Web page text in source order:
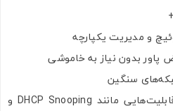
و مدیریت یکپارچه
پاور بدون نیاز به خاموشی
سنگین
امنیت بالا با پشتیبانی از قابلیت‌هایی مانند DHCP Snooping و